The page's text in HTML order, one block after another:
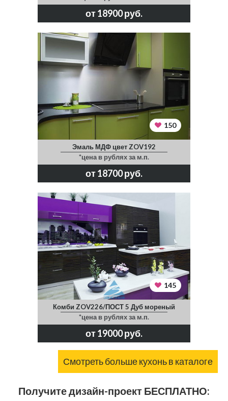
от 18900 руб.
150
Эмаль МДФ цвет ZOV192
*цена в рублях за м.п.
от 18700 руб.
145
Комби ZOV226/ПОСТ 5 Дуб мореный
*цена в рублях за м.п.
от 19000 руб.
Смотреть больше кухонь в каталоге
Получите дизайн-проект БЕСПЛАТНО: